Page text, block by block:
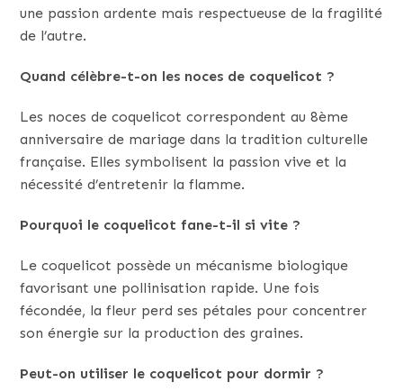
une passion ardente mais respectueuse de la fragilité
de l’autre.
Quand célèbre-t-on les noces de coquelicot ?
Les noces de coquelicot correspondent au 8ème
anniversaire de mariage dans la tradition culturelle
française. Elles symbolisent la passion vive et la
nécessité d’entretenir la flamme.
Pourquoi le coquelicot fane-t-il si vite ?
Le coquelicot possède un mécanisme biologique
favorisant une pollinisation rapide. Une fois
fécondée, la fleur perd ses pétales pour concentrer
son énergie sur la production des graines.
Peut-on utiliser le coquelicot pour dormir ?